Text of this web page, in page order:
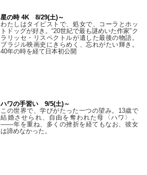
星の時 4K 8/29(土)～
わたしはタイピストで、処⼥で、コーラとホッ
トドッグが好き。“20世紀で最も謎めいた作家”ク
ラリッセ・リスペクトルが遺した最後の物語。
ブラジル映画史にきらめく、忘れがたい輝き。
40年の時を経て⽇本初公開
ハワの手習い 9/5(土)～
この世界で、学びがたった一つの望み。13歳で
結婚させられ、自由を奪われた母〈ハワ〉。
——年を重ね、多くの挫折を経てもなお、彼女
は諦めなかった。